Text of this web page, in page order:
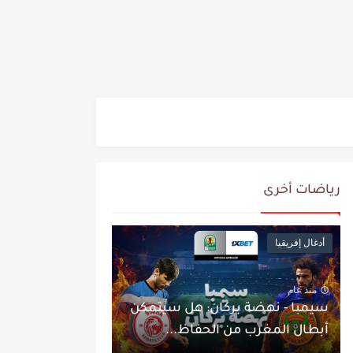
رياضات أخرى
أدغال إفريقيا
منذ عام
سيمبا - نهضة بركان: هل سيتمكن
أبطال المغرب من الحفاظ...